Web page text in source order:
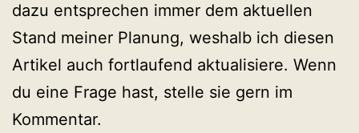
dazu entsprechen immer dem aktuellen
Stand meiner Planung, weshalb ich diesen
Artikel auch fortlaufend aktualisiere. Wenn
du eine Frage hast, stelle sie gern im
Kommentar.